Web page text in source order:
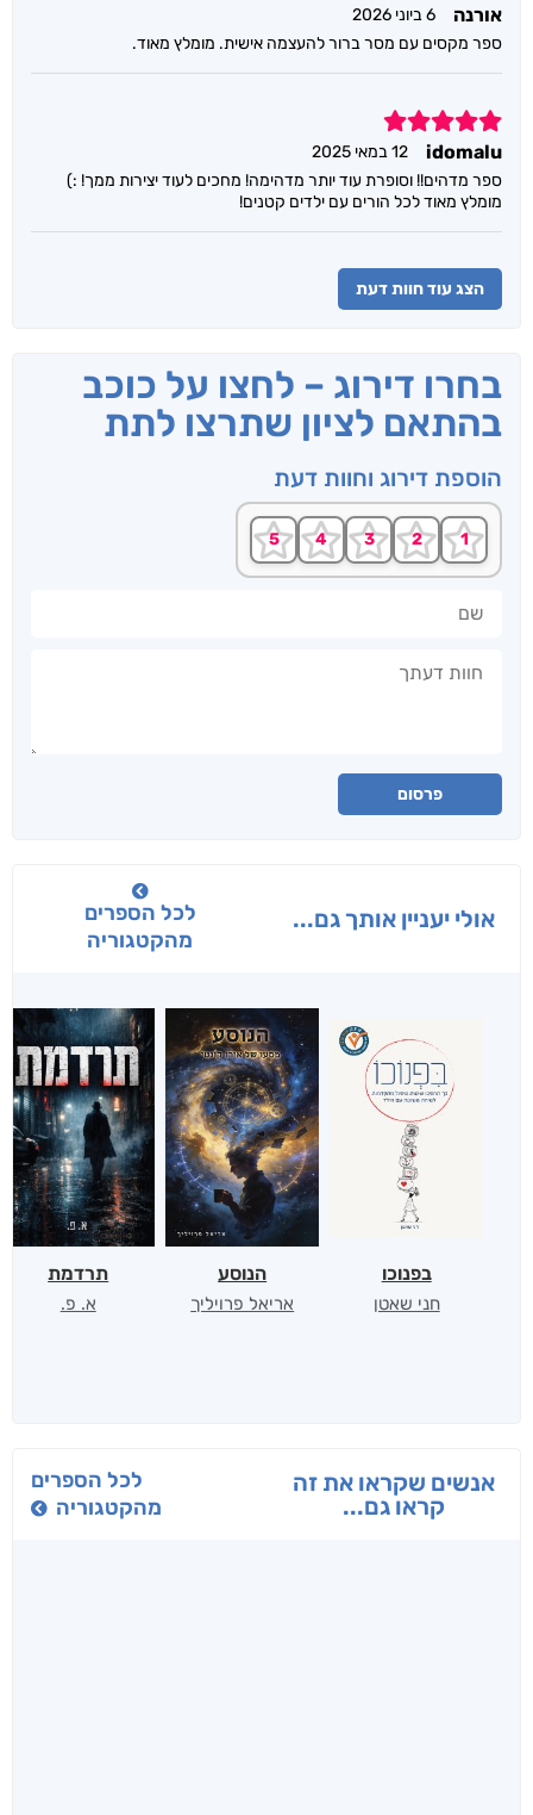
אורנה
6 ביוני 2026
ספר מקסים עם מסר ברור להעצמה אישית. מומלץ מאוד.
5
idomalu
12 במאי 2025
ספר מדהים!! וסופרת עוד יותר מדהימה! מחכים לעוד יצירות ממך! :)
מומלץ מאוד לכל הורים עם ילדים קטנים!
הצג עוד חוות דעת
בחרו דירוג – לחצו על כוכב
בהתאם לציון שתרצו לתת
הוספת דירוג וחוות דעת
פרסום
אולי יעניין אותך גם...
לכל הספרים
מהקטגוריה
בפנוכו
חני שאטן
הנוסע
אריאל פרויליך
תרדמת
א. פ.
אנשים שקראו את זה
קראו גם...
לכל הספרים
מהקטגוריה